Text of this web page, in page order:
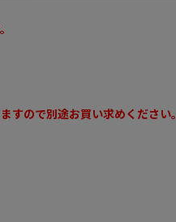
すので別途お買い求めください。